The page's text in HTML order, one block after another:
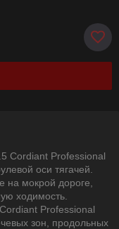
Cordiant Professional
оси тягачей.
мокрой дороге,
ходимость.
Professional
зон, продольных